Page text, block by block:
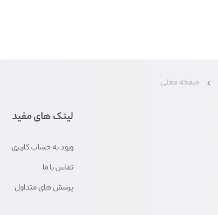
صفحه فعلی
لینک های مفید
ورود به حساب کاربری
تماس با ما
پرسش های متداول